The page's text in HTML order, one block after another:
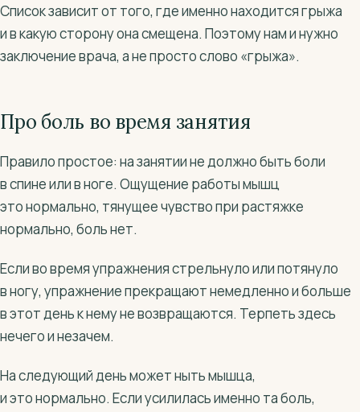
Список зависит от того, где именно находится грыжа
и в какую сторону она смещена. Поэтому нам и нужно
заключение врача, а не просто слово «грыжа».
Про боль во время занятия
Правило простое: на занятии не должно быть боли
в спине или в ноге. Ощущение работы мышц
это нормально, тянущее чувство при растяжке
нормально, боль нет.
Если во время упражнения стрельнуло или потянуло
в ногу, упражнение прекращают немедленно и больше
в этот день к нему не возвращаются. Терпеть здесь
нечего и незачем.
На следующий день может ныть мышца,
и это нормально. Если усилилась именно та боль,